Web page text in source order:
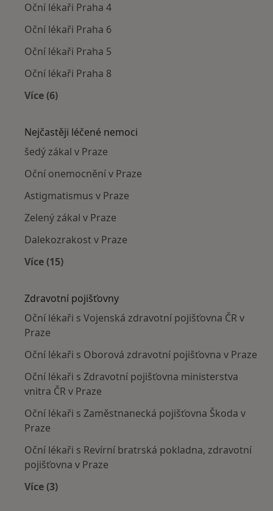
Oční lékaři Praha 4
Oční lékaři Praha 6
Oční lékaři Praha 5
Oční lékaři Praha 8
Více (6)
Nejčastěji léčené nemoci
šedý zákal v Praze
Oční onemocnění v Praze
Astigmatismus v Praze
Zelený zákal v Praze
Dalekozrakost v Praze
Více (15)
Zdravotní pojišťovny
Oční lékaři s Vojenská zdravotní pojišťovna ČR v
Praze
Oční lékaři s Oborová zdravotní pojišťovna v Praze
Oční lékaři s Zdravotní pojišťovna ministerstva
vnitra ČR v Praze
Oční lékaři s Zaměstnanecká pojišťovna Škoda v
Praze
Oční lékaři s Revírní bratrská pokladna, zdravotní
pojišťovna v Praze
Více (3)